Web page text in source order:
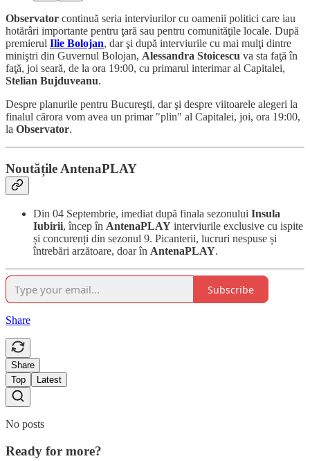
Observator continuă seria interviurilor cu oamenii politici care iau
hotărâri importante pentru ţară sau pentru comunităţile locale. După
premierul Ilie Bolojan, dar şi după interviurile cu mai mulţi dintre
miniştri din Guvernul Bolojan, Alessandra Stoicescu va sta faţă în
faţă, joi seară, de la ora 19:00, cu primarul interimar al Capitalei,
Stelian Bujduveanu.
Despre planurile pentru Bucureşti, dar şi despre viitoarele alegeri la
finalul cărora vom avea un primar "plin" al Capitalei, joi, ora 19:00,
la Observator.
Noutățile AntenaPLAY
Din 04 Septembrie, imediat după finala sezonului Insula
Iubirii, încep în AntenaPLAY interviurile exclusive cu ispite
și concurenți din sezonul 9. Picanterii, lucruri nespuse și
întrebări arzătoare, doar în AntenaPLAY.
Subscribe
Share
Share
Top
Latest
No posts
Ready for more?